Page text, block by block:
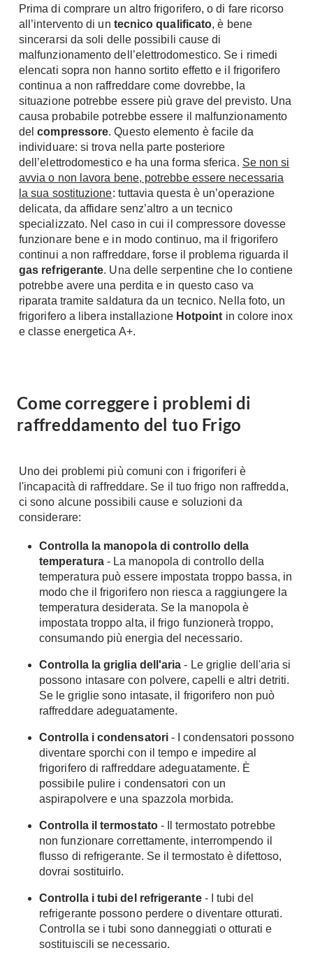
Giardino
Arredo giardino
Tende da sole
Gazebo
Fai da te in giardino
Il fai da te in bagno
Casa fai da te
Bricolage
Prima di comprare un altro frigorifero, o di fare ricorso
all’intervento di un tecnico qualificato, è bene
sincerarsi da soli delle possibili cause di
malfunzionamento dell’elettrodomestico. Se i rimedi
elencati sopra non hanno sortito effetto e il frigorifero
continua a non raffreddare come dovrebbe, la
situazione potrebbe essere più grave del previsto. Una
causa probabile potrebbe essere il malfunzionamento
delcompressore. Questo elemento è facile da
individuare: si trova nella parte posteriore
dell’elettrodomestico e ha una forma sferica. Se non si
avvia o non lavora bene, potrebbe essere necessaria
la sua sostituzione: tuttavia questa è un’operazione
delicata, da affidare senz’altro a un tecnico
specializzato. Nel caso in cui il compressore dovesse
funzionare bene e in modo continuo, ma il frigorifero
continui a non raffreddare, forse il problema riguarda il
gas refrigerante. Una delle serpentine che lo contiene
potrebbe avere una perdita e in questo caso va
riparata tramite saldatura da un tecnico. Nella foto, un
frigorifero a libera installazione Hotpoint in colore inox
e classe energetica A+.
Come correggere i problemi di
raffreddamento del tuo Frigo
Uno dei problemi più comuni con i frigoriferi è
l'incapacità di raffreddare. Se il tuo frigo non raffredda,
ci sono alcune possibili cause e soluzioni da
considerare:
Controlla la manopola di controllo della
temperatura- La manopola di controllo della
temperatura può essere impostata troppo bassa, in
modo che il frigorifero non riesca a raggiungere la
temperatura desiderata. Se la manopola è
impostata troppo alta, il frigo funzionerà troppo,
consumando più energia del necessario.
Controlla la griglia dell'aria - Le griglie dell'aria si
possono intasare con polvere, capelli e altri detriti.
Se le griglie sono intasate, il frigorifero non può
raffreddare adeguatamente.
Controlla i condensatori- I condensatori possono
diventare sporchi con il tempo e impedire al
frigorifero di raffreddare adeguatamente. È
possibile pulire i condensatori con un
aspirapolvere e una spazzola morbida.
Controlla il termostato- Il termostato potrebbe
non funzionare correttamente, interrompendo il
flusso di refrigerante. Se il termostato è difettoso,
dovrai sostituirlo.
Controlla i tubi del refrigerante- I tubi del
refrigerante possono perdere o diventare otturati.
Controlla se i tubi sono danneggiati o otturati e
sostituiscili se necessario.